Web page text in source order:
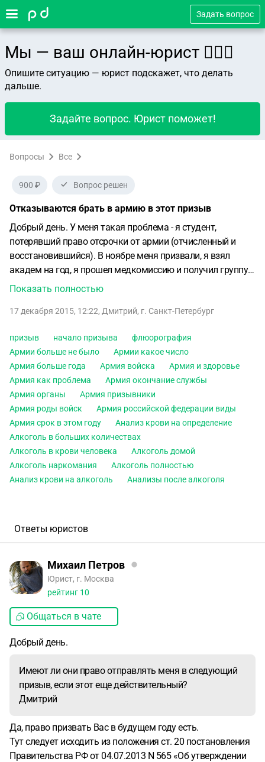
Задать вопрос
Мы — ваш онлайн-юрист 👨🏻‍⚖️
Опишите ситуацию — юрист подскажет, что делать
дальше.
Задайте вопрос. Юрист поможет!
Вопросы Все
900 ₽ Вопрос решен
Отказываются брать в армию в этот призыв
Добрый день. У меня такая проблема - я студент,
потерявший право отсрочки от армии (отчисленный и
восстановившийся). В ноябре меня призвали, я взял
академ на год, я прошел медкомиссию и получил группу
3Б. Я пришел по повестке 10 декабря, но мне сказали, что
здоровый и сказали, что будут решать этот вопрос. После
отправляли домой. Сегодня мне сказали, что все-таки
решили, что я годен, и выписали мне повестку на апрель.
Имеют ли они право отправлять меня в следующий
призыв, если этот еще действительный? Я уже взял
академ и готов уйти в любой день. Но меня
отказываются брать.Заранее спасибо. Дмитрий.
Показать полностью
17 декабря 2015, 12:22, Дмитрий, г. Санкт-Петербург
призыв начало призыва
флюорография
Армии больше не было
Армии какое число
Армия больше года
Армия войска
Армия и здоровье
Армия как проблема
Армия окончание службы
Армия органы
Армия призывники
Армия роды войск
Армия российской федерации виды
Армия срок в этом году
Анализ крови на определение
Алкоголь в больших количествах
Алкоголь в крови человека
Алкоголь домой
Алкоголь наркомания
Алкоголь полностью
Анализ крови на алкоголь
Анализы после алкоголя
Ответы юристов
Михаил Петров
Юрист, г. Москва
рейтинг 10
Общаться в чате
Добрый день.
Имеют ли они право отправлять меня в следующий
призыв, если этот еще действительный?
Дмитрий
Да, право призвать Вас в будущем году есть.
Тут следует исходить из положения ст. 20 постановления
Правительства РФ от 04.07.2013 N 565 «Об утверждении